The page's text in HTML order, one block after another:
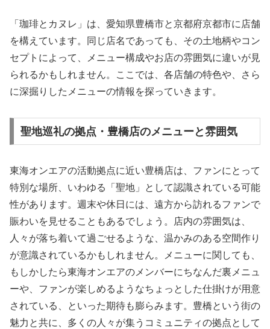
「珈琲とカヌレ」は、愛知県豊橋市と京都府京都市に店舗
を構えています。同じ店名であっても、その土地柄やコン
セプトによって、メニュー構成やお店の雰囲気に違いが見
られるかもしれません。ここでは、各店舗の特色や、さら
に深掘りしたメニューの情報を探っていきます。
聖地巡礼の拠点・豊橋店のメニューと雰囲気
東海オンエアの活動拠点に近い豊橋店は、ファンにとって
特別な場所、いわゆる「聖地」として認識されている可能
性があります。週末や休日には、遠方から訪れるファンで
賑わいを見せることもあるでしょう。店内の雰囲気は、
人々が落ち着いて過ごせるような、温かみのある空間作り
が意識されているかもしれません。メニューに関しても、
もしかしたら東海オンエアのメンバーにちなんだ裏メニュ
ーや、ファンが楽しめるようなちょっとした仕掛けが用意
されている、といった期待も膨らみます。豊橋という街の
魅力と共に、多くの人々が集うコミュニティの拠点として